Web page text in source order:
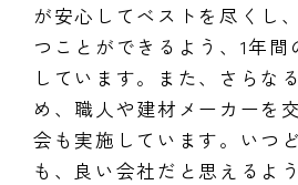
が安心してベストを尽くし
つことができるよう、1年間
しています。また、さらな
め、職人や建材メーカーを
会も実施しています。いつ
も、良い会社だと思えるよ